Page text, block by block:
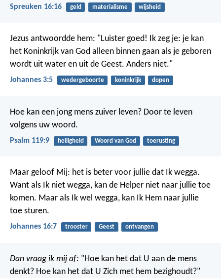
Spreuken 16:16 geld materialisme wijsheid
Jezus antwoordde hem: "Luister goed! Ik zeg je: je kan
het Koninkrijk van God alleen binnen gaan als je geboren
wordt uit water en uit de Geest. Anders niet."
Johannes 3:5 wedergeboorte koninkrijk dopen
Hoe kan een jong mens zuiver leven? Door te leven
volgens uw woord.
Psalm 119:9 heiligheid Woord van God toerusting
Maar geloof Mij: het is beter voor jullie dat Ik wegga.
Want als Ik niet wegga, kan de Helper niet naar jullie toe
komen. Maar als Ik wel wegga, kan Ik Hem naar jullie
toe sturen.
Johannes 16:7 trooster Geest ontvangen
Dan vraag ik mij af: "Hoe kan het dat U aan de mens
denkt? Hoe kan het dat U Zich met hem bezighoudt?"